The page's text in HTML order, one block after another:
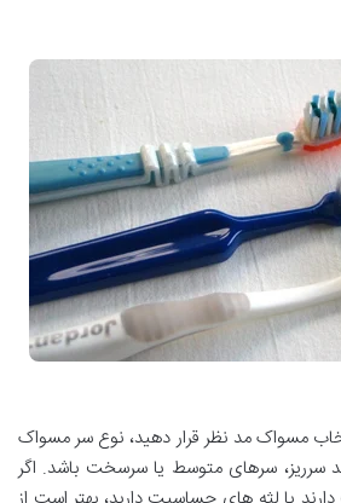
مسواک مد نظر قرار دهید، نوع سر مسواک
سرهای متوسط یا سرسخت باشد. اگر